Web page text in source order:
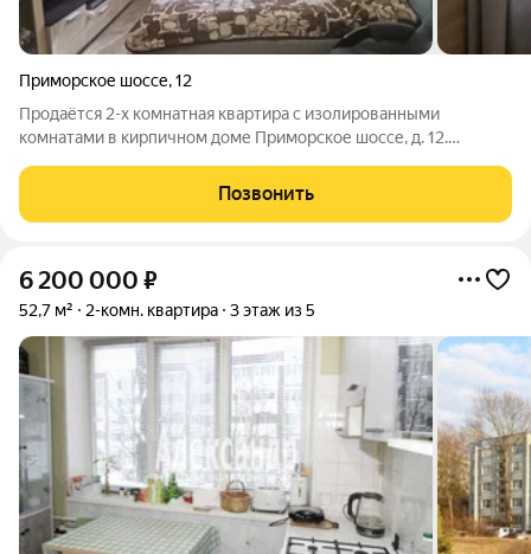
Приморское шоссе,12
Продаётся 2-х комнатная квартира с изолированными
комнатами в кирпичном доме Приморское шоссе, д. 12.
раздельные, санузел раздельный. Горячая вода через газовую
колонку-автомат. Квартира в
Позвонить
6 200 000 ₽
52,7 м² 2-комн. квартира 3 этаж из 5